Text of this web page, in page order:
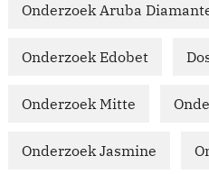
Onderzoek Aruba
Onderzoek Edobet
Onderzoek Mitte
Onderzoek Jasmine